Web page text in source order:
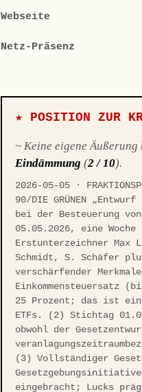
Webseite
Netz-Präsenz
★ POSITION ZUR
~ Keine eigene
Eindämmung (2 / 10).
2026-05-05 ·
90/DIE GRÜNEN
bei der Besteuerung
05.05.2026, eine Woche
Erstunterzeichner Max
Schmidt, S. Schäfer
verschärfender
Einkommensteuersatz
25 Prozent; das ist
ETFs. (2) Stichtag
obwohl der
(3) Vollständiger
eingebracht; Lucks